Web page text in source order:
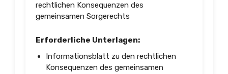
rechtlichen Konsequenzen des
gemeinsamen Sorgerechts
Erforderliche Unterlagen:
Informationsblatt zu den rechtlichen
Konsequenzen des gemeinsamen